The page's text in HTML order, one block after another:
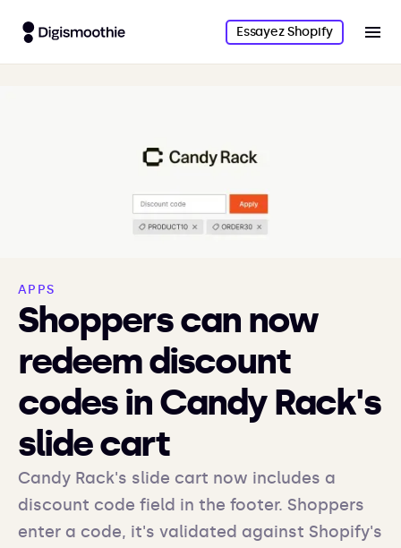
Essayez Shopify
APPS
Shoppers can now
redeem discount
codes in Candy Rack's
slide cart
Candy Rack's slide cart now includes a
discount code field in the footer. Shoppers
enter a code, it's validated against Shopify's